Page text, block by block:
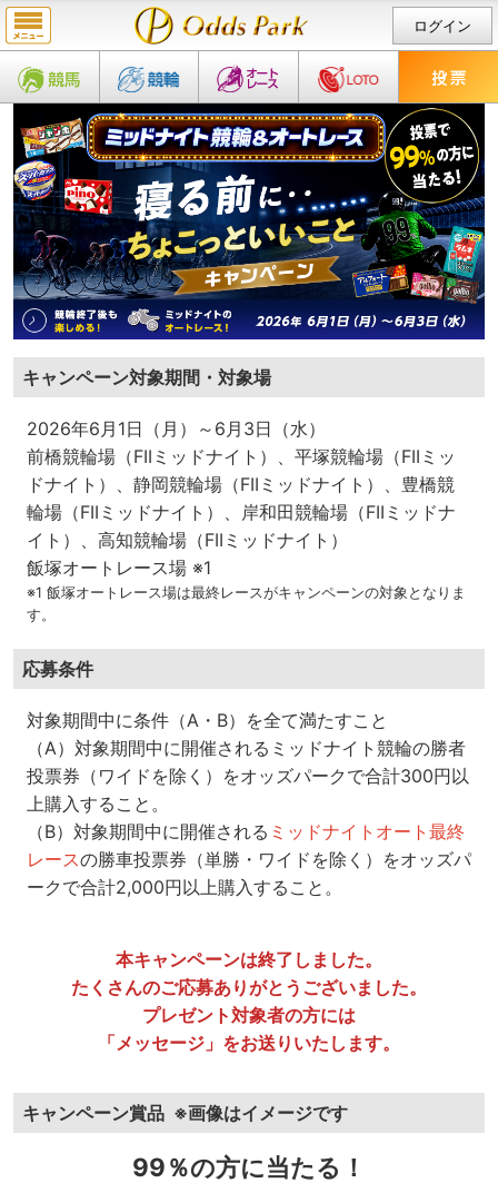
ログイン
キャンペーン対象期間・対象場
2026年6月1日（月）～6月3日（水）
前橋競輪場（FIIミッドナイト）、平塚競輪場（FIIミッ
ドナイト）、静岡競輪場（FIIミッドナイト）、豊橋競
輪場（FIIミッドナイト）、岸和田競輪場（FIIミッドナ
イト）、高知競輪場（FIIミッドナイト）
飯塚オートレース場 ※1
※1 飯塚オートレース場は最終レースがキャンペーンの対象となりま
す。
応募条件
対象期間中に条件（A・B）を全て満たすこと
（A）対象期間中に開催されるミッドナイト競輪の勝者
投票券（ワイドを除く）をオッズパークで合計300円以
上購入すること。
（B）対象期間中に開催される ミッドナイトオート最終
レースの勝車投票券（単勝・ワイドを除く）をオッズパ
ークで合計2,000円以上購入すること。
本キャンペーンは終了しました。
たくさんのご応募ありがとうございました。
プレゼント対象者の方には
「メッセージ」をお送りいたします。
キャンペーン賞品 ※画像はイメージです
99％の方に当たる！